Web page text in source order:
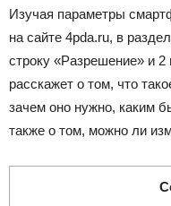
Изучая параметры
на сайте 4pda.ru, в
строку «Разрешение» и
расскажет о том, что
зачем оно нужно, каким
также о том, можно ли